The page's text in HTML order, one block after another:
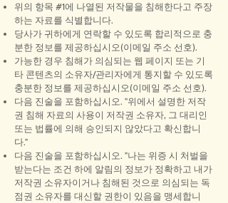
위의 항목 #1에 나열된 저작물을 침해한다고 주장
하는 자료를 식별합니다.
당사가 귀하에게 연락할 수 있도록 합리적으로 충
분한 정보를 제공하십시오(이메일 주소 선호).
가능한 경우 침해가 의심되는 웹 페이지 또는 기
타 콘텐츠의 소유자/관리자에게 통지할 수 있도록
충분한 정보를 제공하십시오(이메일 주소 선호).
다음 진술을 포함하십시오. "위에서 설명한 저작
권 침해 자료의 사용이 저작권 소유자, 그 대리인
또는 법률에 의해 승인되지 않았다고 확신합니
다."
다음 진술을 포함하십시오. "나는 위증 시 처벌을
받는다는 조건 하에 알림의 정보가 정확하고 내가
저작권 소유자이거나 침해된 것으로 의심되는 독
점권 소유자를 대신할 권한이 있음을 맹세합니